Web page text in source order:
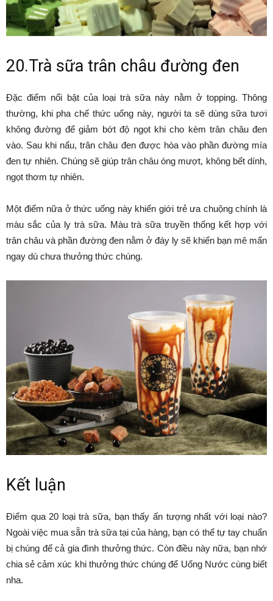
20.Trà sữa trân châu đường đen
Đặc điểm nổi bật của loại trà sữa này nằm ở topping. Thông
thường, khi pha chế thức uống này, người ta sẽ dùng sữa tươi
không đường để giảm bớt độ ngọt khi cho kèm trân châu đen
vào. Sau khi nấu, trân châu đen được hòa vào phần đường mía
đen tự nhiên. Chúng sẽ giúp trân châu óng mượt, không bết dính,
ngọt thơm tự nhiên.
Một điểm nữa ở thức uống này khiến giới trẻ ưa chuộng chính là
màu sắc của ly trà sữa. Màu trà sữa truyền thống kết hợp với
trân châu và phần đường đen nằm ở đáy ly sẽ khiến bạn mê mẩn
ngay dù chưa thưởng thức chúng.
Kết luận
Điểm qua 20 loại trà sữa, bạn thấy ấn tượng nhất với loại nào?
Ngoài việc mua sẵn trà sữa tại của hàng, bạn có thể tự tay chuẩn
bị chúng để cả gia đình thưởng thức. Còn điều này nữa, bạn nhớ
chia sẻ cảm xúc khi thưởng thức chúng để Uống Nước cùng biết
nha.